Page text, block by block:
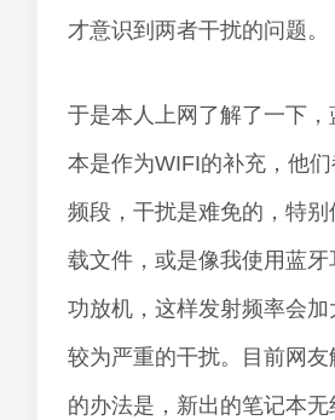
才意识到两者干扰的问题。
于是本人上网了解了一下
本是作为WIFI的补充，他
频段，干扰是难免的，特
载文件，或是像我使用蓝
功放机，这样发射频率会加
较为严重的干扰。目前网
的办法是，新出的笔记本